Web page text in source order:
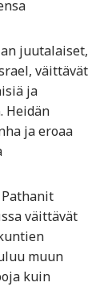
juutalaiset,
väittävät
ja
Heidän
ja eroaa
Pathanit
väittävät
muun
kuin